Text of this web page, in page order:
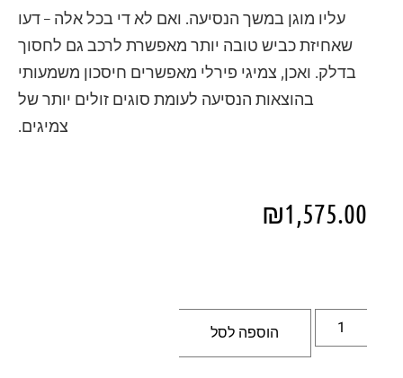
עליו מוגן במשך הנסיעה. ואם לא די בכל אלה – דעו
שאחיזת כביש טובה יותר מאפשרת לרכב גם לחסוך
בדלק. ואכן, צמיגי פירלי מאפשרים חיסכון משמעותי
בהוצאות הנסיעה לעומת סוגים זולים יותר של
צמיגים.
₪1,575.00
הוספה לסל